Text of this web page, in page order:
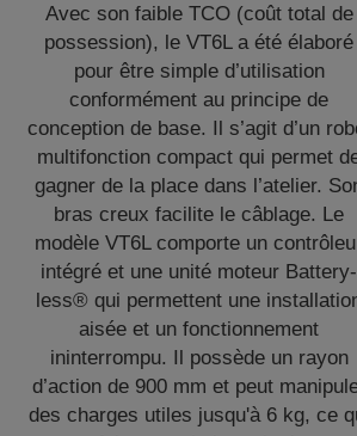
Avec son faible TCO (coût total de
possession), le VT6L a été élaboré
pour être simple d’utilisation
conformément au principe de
conception de base. Il s’agit d’un
multifonction compact qui permet
gagner de la place dans l’atelier.
bras creux facilite le câblage. Le
modèle VT6L comporte un
intégré et une unité moteur Battery-
less® qui permettent une
aisée et un fonctionnement
ininterrompu. Il possède un rayon
d’action de 900 mm et peut
des charges utiles jusqu'à 6 kg, ce